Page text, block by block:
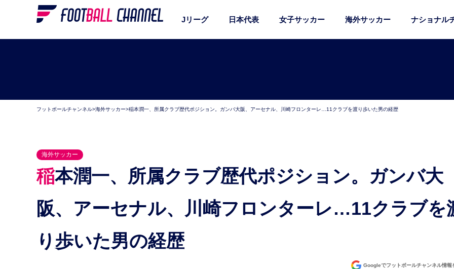
Jリーグ 日本代表 女子サッカー 海外サッカー ナショナル
フットボールチャンネル>海外サッカー>稲本潤一、所属クラブ歴代ポジション。ガンバ大阪、アーセナル、川崎フロンターレ…11クラブを渡り歩いた男の経歴
海外サッカー
稲本潤一、所属クラブ歴代ポジション。ガンバ大
阪、アーセナル、川崎フロンターレ…11クラブを
り歩いた男の経歴
Googleでフットボールチャンネル情報